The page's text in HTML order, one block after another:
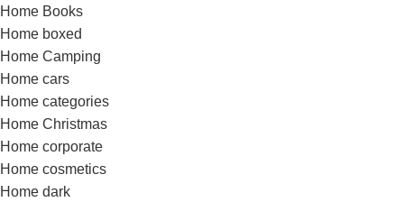
Home Books
Home boxed
Home Camping
Home cars
Home categories
Home Christmas
Home corporate
Home cosmetics
Home dark